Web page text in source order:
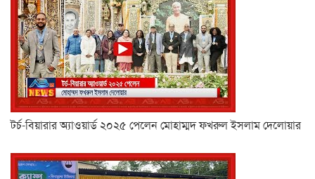
টর্চ-বিয়ারার অ্যাওয়ার্ড ২০২৫ পেলেন মোহাম্মদ ফখরুল ইসলাম দেলোয়ার